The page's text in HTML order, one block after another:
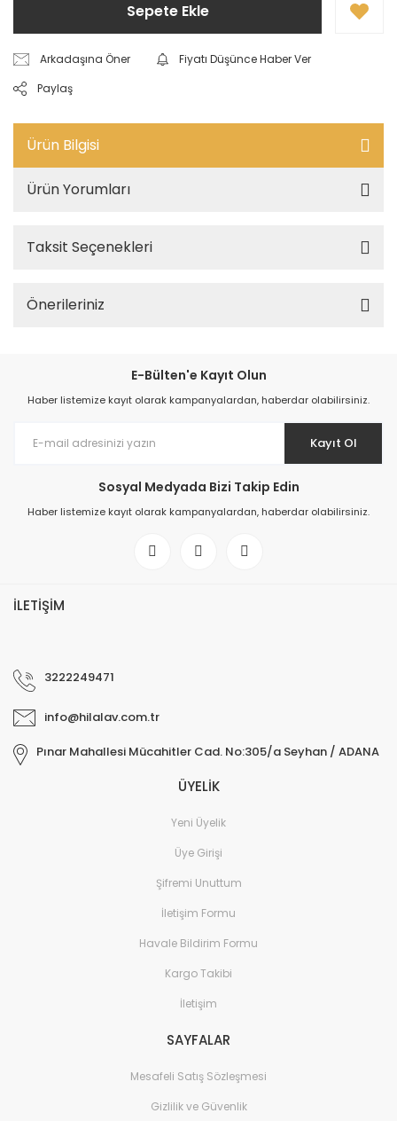
Sepete Ekle
Arkadaşına Öner
Fiyatı Düşünce Haber Ver
Paylaş
Ürün Bilgisi
Ürün Yorumları
Taksit Seçenekleri
Önerileriniz
E-Bülten'e Kayıt Olun
Haber listemize kayıt olarak kampanyalardan, haberdar olabilirsiniz.
Kayıt Ol
Sosyal Medyada Bizi Takip Edin
Haber listemize kayıt olarak kampanyalardan, haberdar olabilirsiniz.
İLETİŞİM
3222249471
info@hilalav.com.tr
Pınar Mahallesi Mücahitler Cad. No:305/a Seyhan / ADANA
ÜYELİK
Yeni Üyelik
Üye Girişi
Şifremi Unuttum
İletişim Formu
Havale Bildirim Formu
Kargo Takibi
İletişim
SAYFALAR
Mesafeli Satış Sözleşmesi
Gizlilik ve Güvenlik